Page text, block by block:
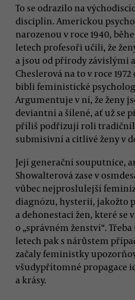
To se odrazilo na
disciplín. Americkou
narozenou v roce 1940,
letech profesoři učili, že
a jsou od přírody závislými
Cheslerová na to v roce
bibli feministické
Argumentuje v ní, že ženy
deviantní a šílené, ať už se
příliš podřizují roli
submisivní a citlivé ženy v
Její generační souputnice,
Showalterová zase v
vůbec nejproslulejší
diagnózu, hysterii, jakožto
a dehonestaci žen, které
o „správném ženství“.
letech pak s nárůstem
začaly feministky
všudypřítomné propagace
a krásy.